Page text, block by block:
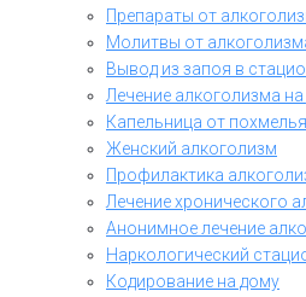
Препараты от
Молитвы от
Вывод из запоя в
Лечение алкоголизма
Капельница от похмелья
Женский алкоголизм
Профилактика
Лечение хронического
Анонимное лечение
Наркологический
Кодирование на дому